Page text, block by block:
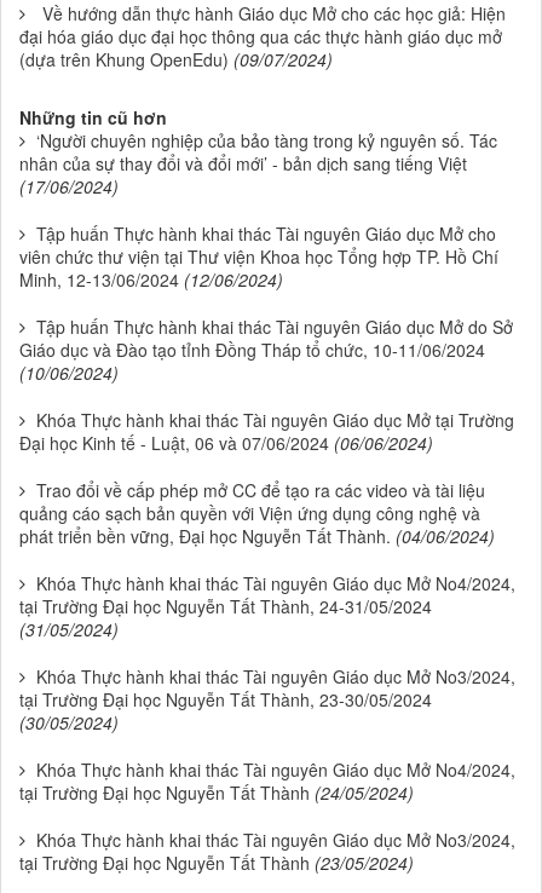
Về hướng dẫn thực hành Giáo dục Mở cho các học giả: Hiện
đại hóa giáo dục đại học thông qua các thực hành giáo dục mở
(dựa trên Khung OpenEdu) (09/07/2024)
Những tin cũ hơn
‘Người chuyên nghiệp của bảo tàng trong kỷ nguyên số. Tác
nhân của sự thay đổi và đổi mới’ - bản dịch sang tiếng Việt
(17/06/2024)
Tập huấn Thực hành khai thác Tài nguyên Giáo dục Mở cho
viên chức thư viện tại Thư viện Khoa học Tổng hợp TP. Hồ Chí
Minh, 12-13/06/2024 (12/06/2024)
Tập huấn Thực hành khai thác Tài nguyên Giáo dục Mở do Sở
Giáo dục và Đào tạo tỉnh Đồng Tháp tổ chức, 10-11/06/2024
(10/06/2024)
Khóa Thực hành khai thác Tài nguyên Giáo dục Mở tại Trường
Đại học Kinh tế - Luật, 06 và 07/06/2024 (06/06/2024)
Trao đổi về cấp phép mở CC để tạo ra các video và tài liệu
quảng cáo sạch bản quyền với Viện ứng dụng công nghệ và
phát triển bền vững, Đại học Nguyễn Tất Thành. (04/06/2024)
Khóa Thực hành khai thác Tài nguyên Giáo dục Mở No4/2024,
tại Trường Đại học Nguyễn Tất Thành, 24-31/05/2024
(31/05/2024)
Khóa Thực hành khai thác Tài nguyên Giáo dục Mở No3/2024,
tại Trường Đại học Nguyễn Tất Thành, 23-30/05/2024
(30/05/2024)
Khóa Thực hành khai thác Tài nguyên Giáo dục Mở No4/2024,
tại Trường Đại học Nguyễn Tất Thành (24/05/2024)
Khóa Thực hành khai thác Tài nguyên Giáo dục Mở No3/2024,
tại Trường Đại học Nguyễn Tất Thành (23/05/2024)